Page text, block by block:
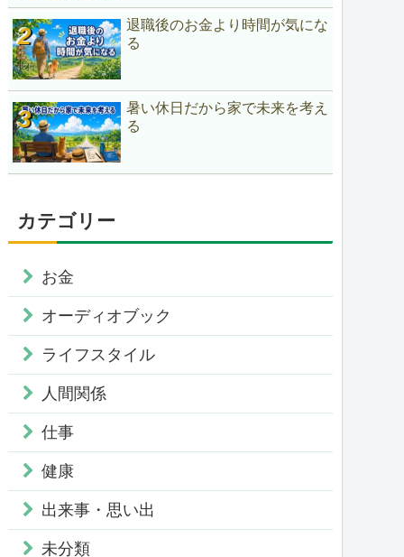
退職後のお金より時間が気にな
る
暑い休日だから家で未来を考え
る
カテゴリー
お金
オーディオブック
ライフスタイル
人間関係
仕事
健康
出来事・思い出
未分類